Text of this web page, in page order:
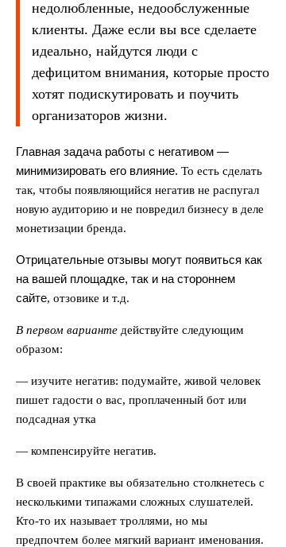
недолюбленные, недообслуженные
клиенты. Даже если вы все сделаете
идеально, найдутся люди с
дефицитом внимания, которые просто
хотят подискутировать и поучить
организаторов жизни.
Главная задача работы с негативом —
минимизировать его влияние. То есть сделать
так, чтобы появляющийся негатив не распугал
новую аудиторию и не повредил бизнесу в деле
монетизации бренда.
Отрицательные отзывы могут появиться как
на вашей площадке, так и на стороннем
сайте, отзовике и т.д.
В первом варианте действуйте следующим
образом:
— изучите негатив: подумайте, живой человек
пишет гадости о вас, проплаченный бот или
подсадная утка
— компенсируйте негатив.
В своей практике вы обязательно столкнетесь с
несколькими типажами сложных слушателей.
Кто-то их называет троллями, но мы
предпочтем более мягкий вариант именования.